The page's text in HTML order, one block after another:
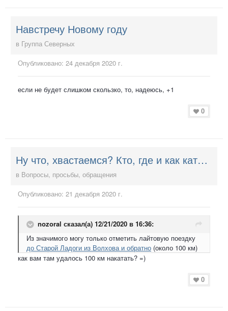
Навстречу Новому году
в Группа Северных
Опубликовано: 24 декабря 2020 г.
если не будет слишком скользко, то, надеюсь, +1
0
Ну что, хвастаемся? Кто, где и как катал 2020?
в Вопросы, просьбы, обращения
Опубликовано: 21 декабря 2020 г.
nozoral сказал(а) 12/21/2020 в 16:36:
Из значимого могу только отметить лайтовую поездку
до Старой Ладоги из Волхова и обратно (около 100 км)
как вам там удалось 100 км накатать? =)
0